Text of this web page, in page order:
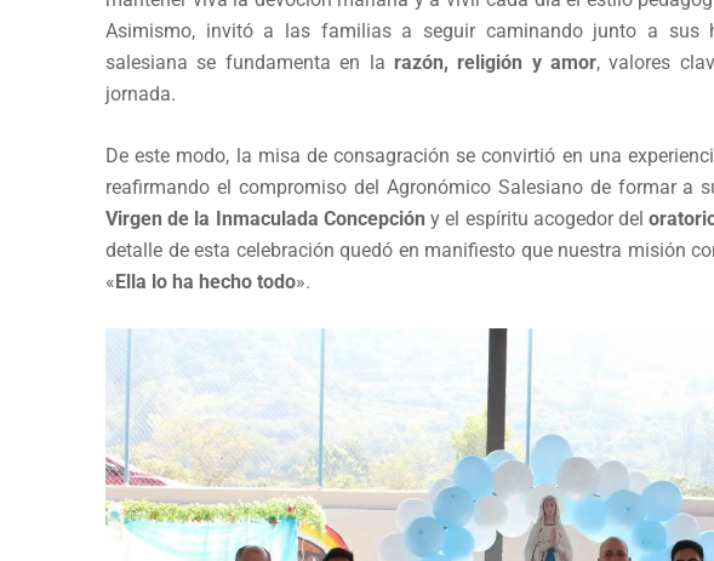
Asimismo, invitó a las familias a seguir caminando junto a sus
salesiana se fundamenta en la razón, religión y amor, valores
jornada.
De este modo, la misa de consagración se convirtió en una
reafirmando el compromiso del Agronómico Salesiano de formar a
Virgen de la Inmaculada Concepción y el espíritu acogedor del
detalle de esta celebración quedó en manifiesto que nuestra misión
« Ella lo ha hecho todo».